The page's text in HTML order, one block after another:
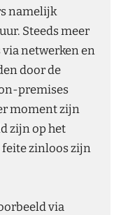
namelijk
Steeds meer
via netwerken en
door de
premises
moment zijn
zijn op het
zinloos zijn
via